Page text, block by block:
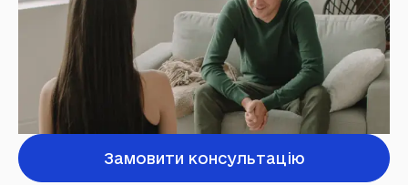
Контакти
Замовити консультацію